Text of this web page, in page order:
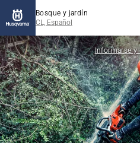
Bosque y jardín
CL, Español
Informarse y